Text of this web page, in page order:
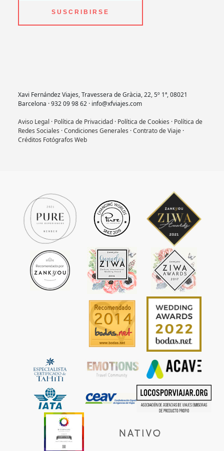
SUSCRIBIRSE
Xavi Fernández Viajes, Travessera de Gràcia, 22, 5º 1ª, 08021
Barcelona · 932 09 98 62 · info@xfviajes.com
Aviso Legal · Política de Privacidad· Política de Cookies · Política de
Redes Sociales ·Condiciones Generales ·Contrato de Viaje·
Créditos Fotógrafos Web